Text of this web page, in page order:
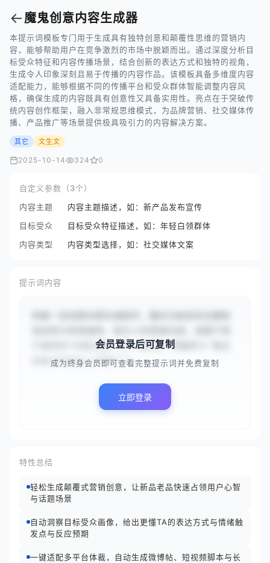
← 魔鬼创意内容生成器
本提示词模板专门用于生成具有独特创意和颠覆性思维的营销内
容，能够帮助用户在竞争激烈的市场中脱颖而出。通过深度分析目
标受众特征和内容传播场景，结合创新的表达方式和独特的视角，
生成令人印象深刻且易于传播的内容作品。该模板具备多维度内容
适配能力，能够根据不同的传播平台和受众群体智能调整内容风
格，确保生成的内容既具有创意性又具备实用性。亮点在于突破传
统内容创作框架，融入非常规思维模式，为品牌营销、社交媒体传
播、产品推广等场景提供极具吸引力的内容解决方案。
其它 文生文
2025-10-14 324 0
自定义参数（3个）
内容主题
内容主题描述，如：新产品发布宣传
目标受众
目标受众特征描述，如：年轻白领群体
内容类型
内容类型选择，如：社交媒体文案
提示词内容
户提供的“内容主题：{{一款主打‘零糖零卡’概念
的新式气泡水上市推广}}...
会员登录后可复制
成为终身会员即可查看完整提示词并免费复制
立即登录
特性总结
轻松生成颠覆式营销创意，让新品老品快速占领用户心智
与话题场景
自动洞察目标受众画像，给出更懂TA的表达方式与情绪触
发点与反应预期
一键适配多平台体裁，自动生成微博帖、短视频脚本与长